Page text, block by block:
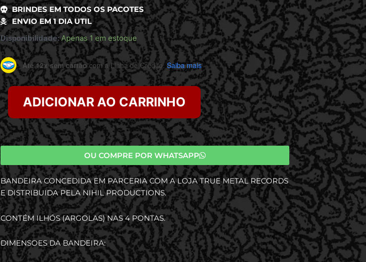
BRINDES EM TODOS OS PACOTES
ENVIO EM 1 DIA UTIL
Disponibilidade: Apenas 1 em estoque
Até 12x sem cartãocom a Linha de Crédito. Saiba mais
ADICIONAR AO CARRINHO
OU COMPRE POR WHATSAPP
BANDEIRA CONCEDIDA EM PARCERIA COM A LOJA TRUE METAL RECORDS
E DISTRIBUIDA PELA NIHIL PRODUCTIONS.
CONTÉM ILHÓS (ARGOLAS) NAS 4 PONTAS.
DIMENSOES DA BANDEIRA: